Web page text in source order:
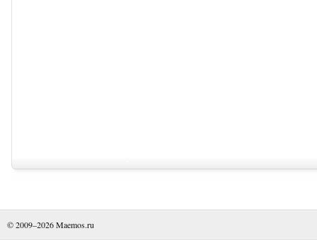
© 2009–2026Maemos.ru